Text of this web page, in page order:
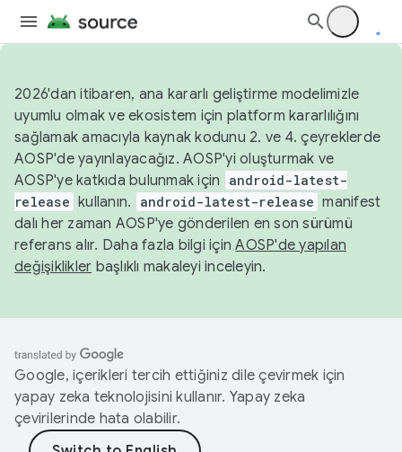
2026'dan itibaren, ana kararlı geliştirme modelimizle
uyumlu olmak ve ekosistem için platform kararlılığını
sağlamak amacıyla kaynak kodunu 2. ve 4. çeyreklerde
AOSP'de yayınlayacağız. AOSP'yi oluşturmak ve
AOSP'ye katkıda bulunmak için
android-latest-
release kullanın. android-latest-release manifest
dalı her zaman AOSP'ye gönderilen en son sürümü
referans alır. Daha fazla bilgi içinAOSP'de yapılan
değişiklikler başlıklı makaleyi inceleyin.
Google, içerikleri tercih ettiğiniz dile çevirmek için
yapay zeka teknolojisini kullanır. Yapay zeka
çevirilerinde hata olabilir.